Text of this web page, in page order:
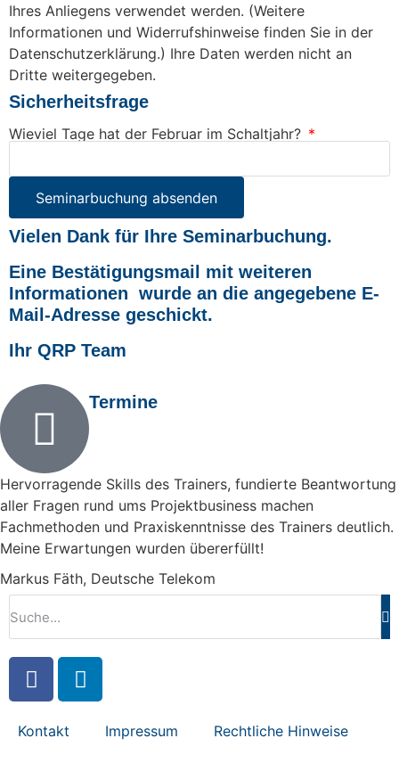
Ihres Anliegens verwendet werden. (Weitere
Informationen und Widerrufshinweise finden Sie in der
Datenschutzerklärung.) Ihre Daten werden nicht an
Dritte weitergegeben.
Sicherheitsfrage
Wieviel Tage hat der Februar im Schaltjahr?
Seminarbuchung absenden
Vielen Dank für Ihre Seminarbuchung.
Eine Bestätigungsmail mit weiteren
Informationen wurde an die angegebene E-
Mail-Adresse geschickt.
Ihr QRP Team
Termine
Hervorragende Skills des Trainers, fundierte Beantwortung
aller Fragen rund ums Projektbusiness machen
Fachmethoden und Praxiskenntnisse des Trainers deutlich.
Meine Erwartungen wurden übererfüllt!
Markus Fäth, Deutsche Telekom
Kontakt Impressum Rechtliche Hinweise